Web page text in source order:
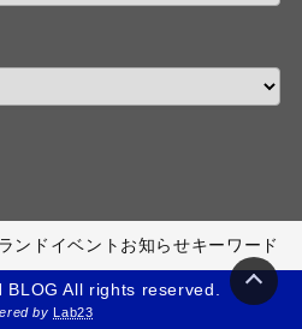
ンド イベント お知らせキーワード
All rights reserved.
byLab23